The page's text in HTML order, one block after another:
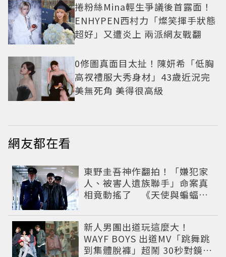
捲粉絲Mina輕生爭議後首露面！
ENHYPEN西村力「燦笑揮手狀態
超好」又遭炎上 兩派網友戰翻
0修圖真面目太扯！陳妍希「低胸
高衩禮服大秀身材」43歲近況完
美無死角 美得很高級
網友都在看
東野圭吾神作翻拍！「嫌犯家
人、被害人遺族聯手」命案真
相竟動搖了 《天使與蝙蝠》
新人男團出道玩這麼大！
WAYF BOYS 出道MV「跳舞跳
到集體脫褲」超鬧 30秒對鏡清